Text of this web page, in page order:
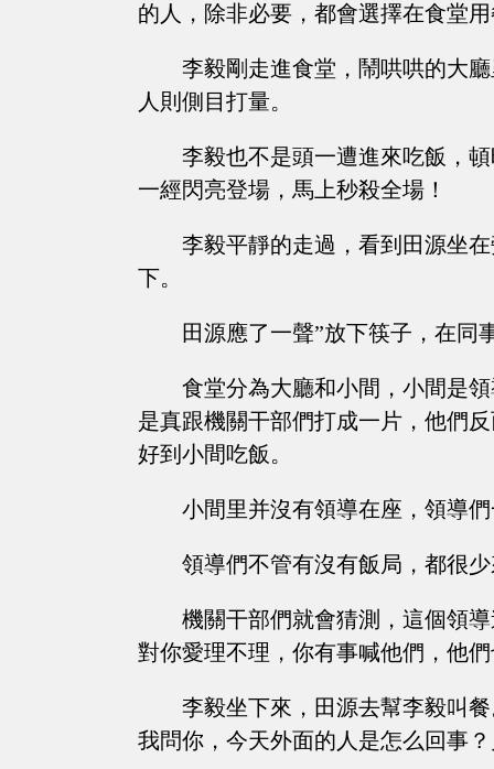
的人，除非必要，都會選擇在食堂
李毅剛走進食堂，鬧哄哄的大
人則側目打量。
李毅也不是頭一遭進來吃飯，
一經閃亮登場，馬上秒殺全場！
李毅平靜的走過，看到田源坐
下。
田源應了一聲”放下筷子，在同
食堂分為大廳和小間，小間是
是真跟機關干部們打成一片，他們
好到小間吃飯。
小間里并沒有領導在座，領導
領導們不管有沒有飯局，都很
機關干部們就會猜測，這個領
對你愛理不理，你有事喊他們，他
李毅坐下來，田源去幫李毅叫
我問你，今天外面的人是怎么回事